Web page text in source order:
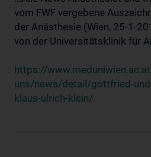
vom FWF vergebene
der Anästhesie (Wien, 25-1-
von der Universitätsklinik für
https://
uns/news/detail/gottfried-
klaus-ulrich-klein/